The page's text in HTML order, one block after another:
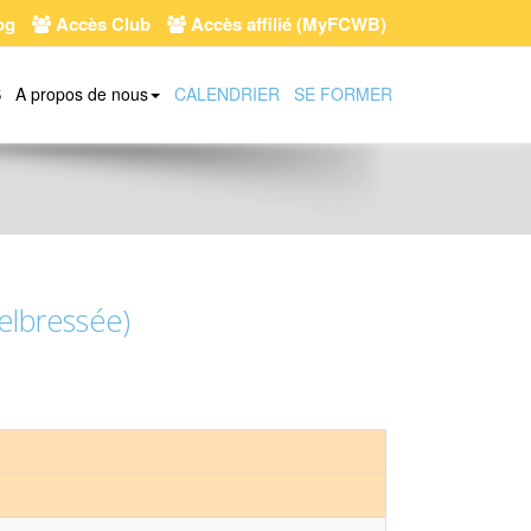
Accès Club Accès affilié (MyFCWB)
A propos de nous CALENDRIER SE FORMER